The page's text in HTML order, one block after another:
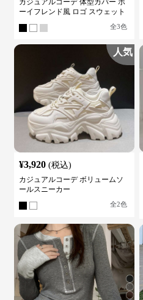
カジュアルコーデ 体型カバー ボ
ーイフレンド風 ロゴ スウェット
全3色
人気
¥3,920 (税込)
カジュアルコーデ ボリュームソ
ールスニーカー
全2色